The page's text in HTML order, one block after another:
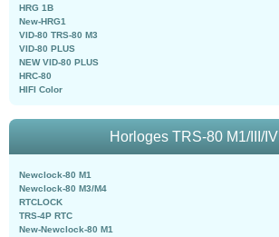
HRG 1B
New-HRG1
VID-80 TRS-80 M3
VID-80 PLUS
NEW VID-80 PLUS
HRC-80
HIFI Color
Horloges TRS-80 M1/III/IV
Newclock-80 M1
Newclock-80 M3/M4
RTCLOCK
TRS-4P RTC
New-Newclock-80 M1